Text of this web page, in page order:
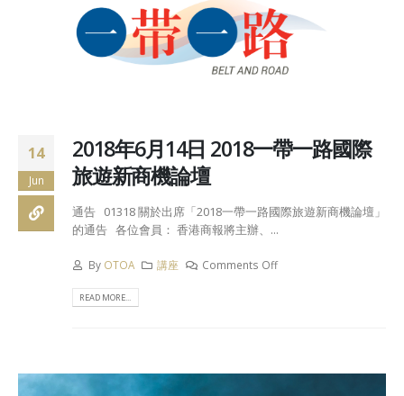
14
Jun
2018年6月14日 2018一帶一路國際
旅遊新商機論壇
通告 01318 關於出席「2018一帶一路國際旅遊新商機論壇」
的通告 各位會員： 香港商報將主辦、...
By OTOA 講座 Comments Off
READ MORE...